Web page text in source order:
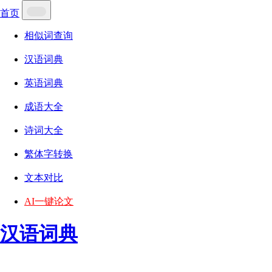
首页
相似词查询
汉语词典
英语词典
成语大全
诗词大全
繁体字转换
文本对比
AI一键论文
汉语词典